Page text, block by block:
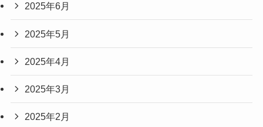
2025年6月
2025年5月
2025年4月
2025年3月
2025年2月